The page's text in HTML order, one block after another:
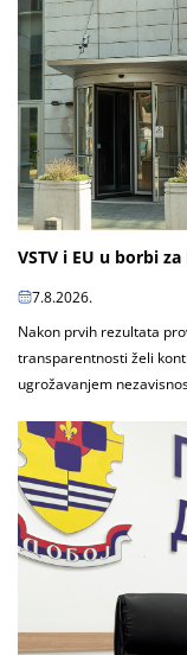
VSTV i EU u borbi
7.8.2026.
Nakon prvih rezultata
transparentnosti želi
ugrožavanjem